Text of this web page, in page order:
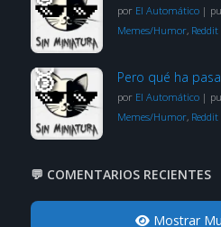
por El Automático|
Memes/Humor, Reddit
Pero qué ha
por El Automático|
Memes/Humor, Reddit
💬 COMENTARIOS RECIENTES
Mostrar